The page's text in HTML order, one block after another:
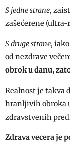
S jedne strane,
zašećerene
S druge strane,
od nezdrave
obrok u danu,
Realnost je
hranljivih obroka
zdravstvenih
Zdrava vecera je